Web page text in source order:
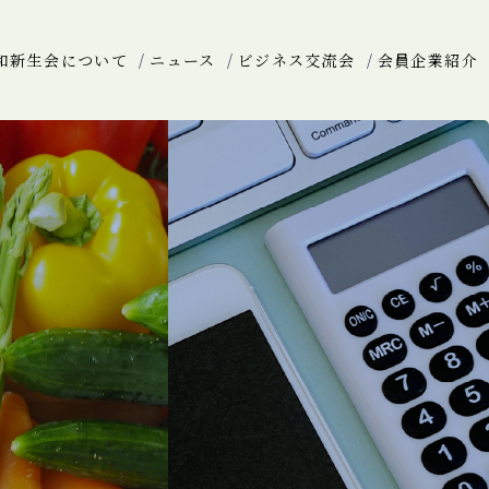
新生会について ニュース ビジネス交流会 会員企業紹介